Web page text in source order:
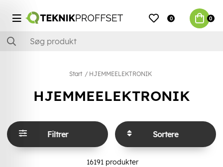
0 0
Start HJEMMEELEKTRONIK
HJEMMEELEKTRONIK
Filtrer Sortere
16191 produkter